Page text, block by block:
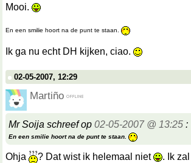
Mooi.
En een smilie hoort na de punt te staan.
Ik ga nu echt DH kijken, ciao.
02-05-2007, 12:29
Martiño
Mr Soija schreef op 02-05-2007 @ 13:25 :
En een smilie hoort na de punt te staan.
Ohja ? Dat wist ik helemaal niet
. Ik